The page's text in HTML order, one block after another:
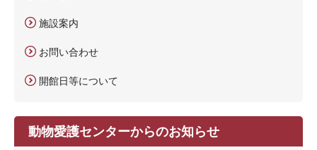
施設案内
お問い合わせ
開館日等について
動物愛護センターからのお知らせ